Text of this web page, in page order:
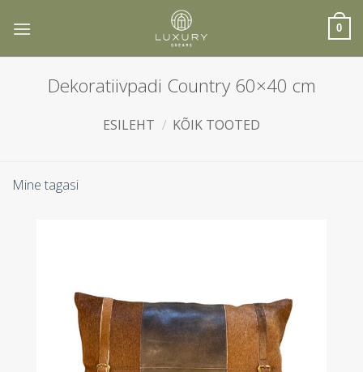
0
Dekoratiivpadi Country 60×40 cm
ESILEHT / KÕIK TOOTED
Mine tagasi